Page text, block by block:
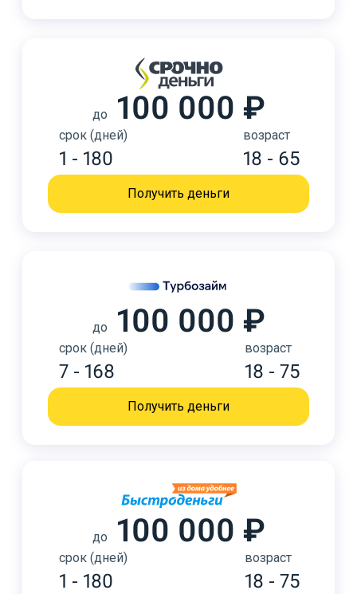
до 100 000 ₽
срок (дней)
1 - 180
возраст
18 - 65
Получить деньги
до 100 000 ₽
срок (дней)
7 - 168
возраст
18 - 75
Получить деньги
до 100 000 ₽
срок (дней)
1 - 180
возраст
18 - 75